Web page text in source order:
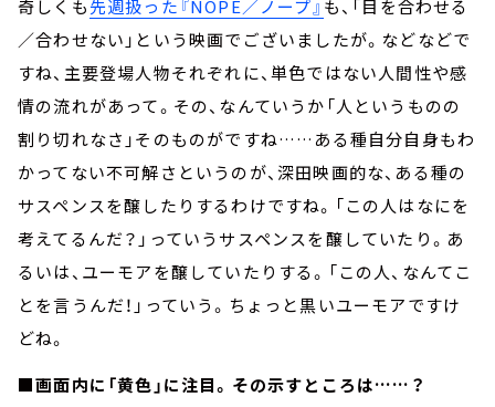
奇しくも先週扱った『NOPE／ノープ』 も、「目を合わせる
／合わせない」という映画でございましたが。などなどで
すね、主要登場人物それぞれに、単色ではない人間性や感
情の流れがあって。その、なんていうか「人というものの
割り切れなさ」そのものがですね……ある種自分自身もわ
かってない不可解さというのが、深田映画的な、ある種の
サスペンスを醸したりするわけですね。「この人はなにを
考えてるんだ？」っていうサスペンスを醸していたり。あ
るいは、ユーモアを醸していたりする。「この人、なんてこ
とを言うんだ！」っていう。ちょっと黒いユーモアですけ
どね。
■画面内に「黄色」に注目。その示すところは……？